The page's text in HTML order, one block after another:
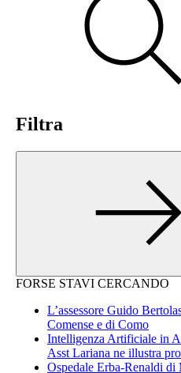
Filtra
FORSE STAVI CERCANDO
L’assessore Guido
Comense e di Como
Intelligenza Artificiale in
Asst Lariana ne illustra
Ospedale Erba-Renaldi di